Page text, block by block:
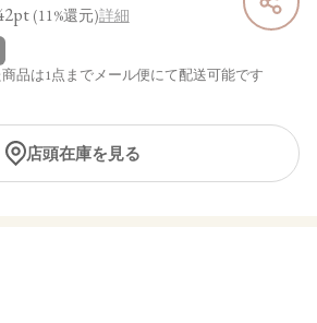
(11%還元)詳細
品は1点までメール便にて配送可能です
店頭在庫を見る